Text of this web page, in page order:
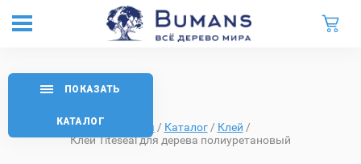
Главная / Каталог / Клей /
Клей Titeseal для дерева полиуретановый
ПОКАЗАТЬ
КАТАЛОГ